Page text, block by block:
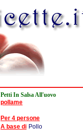
Petti In Salsa All'uovo
pollame
Per 4 persone
A base di Pollo